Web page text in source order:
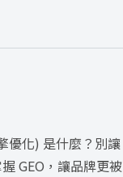
優化) 是什麼？別讓
GEO，讓品牌更被